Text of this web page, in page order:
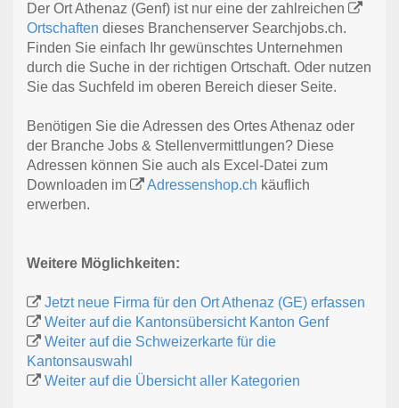
Der Ort Athenaz (Genf) ist nur eine der zahlreichen
Ortschaften dieses Branchenserver Searchjobs.ch.
Finden Sie einfach Ihr gewünschtes Unternehmen
durch die Suche in der richtigen Ortschaft. Oder nutzen
Sie das Suchfeld im oberen Bereich dieser Seite.
Benötigen Sie die Adressen des Ortes Athenaz oder
der Branche Jobs & Stellenvermittlungen? Diese
Adressen können Sie auch als Excel-Datei zum
Downloaden im
Adressenshop.ch käuflich
erwerben.
Weitere Möglichkeiten:
Jetzt neue Firma für den Ort Athenaz (GE) erfassen
Weiter auf die Kantonsübersicht Kanton Genf
Weiter auf die Schweizerkarte für die
Kantonsauswahl
Weiter auf die Übersicht aller Kategorien